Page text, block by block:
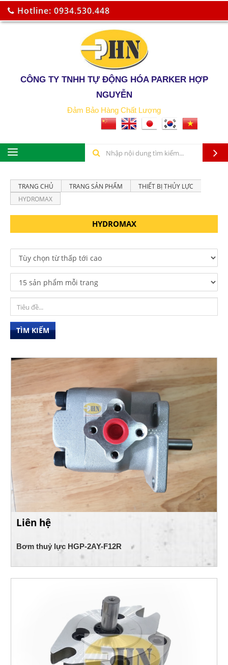
Hotline: 0934.530.448
CÔNG TY TNHH TỰ ĐỘNG HÓA PARKER HỢP
NGUYỄN
Đảm Bảo Hàng Chất Lượng
TRANG CHỦ TRANG SẢN PHẨM
THIẾT BỊ THỦY LỰC
HYDROMAX
HYDROMAX
TÌM KIẾM
Liên hệ
Bơm thuỷ lực HGP-2AY-F12R